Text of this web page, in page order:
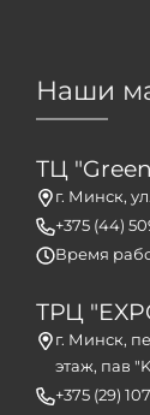
Наши
ТЦ
г. Минск,
+375 (44)
Время
ТРЦ
г. Минск,
этаж, пав
+375 (29)